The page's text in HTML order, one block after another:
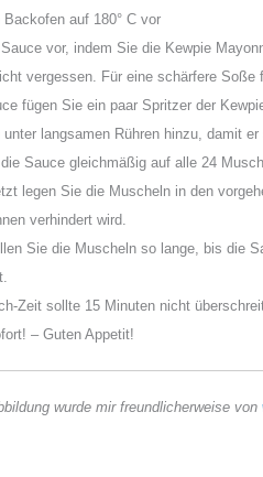
auf 180° C vor
vor, indem Sie die Kewpie
vergessen. Für eine schärfere
fügen Sie ein paar Spritzer der
langsamen Rühren hinzu, damit
Sauce gleichmäßig auf alle 24
legen Sie die Muscheln in den
verhindert wird.
Sie die Muscheln so lange, bis die
Zeit sollte 15 Minuten nicht
– Guten Appetit!
wurde mir freundlicherweise von